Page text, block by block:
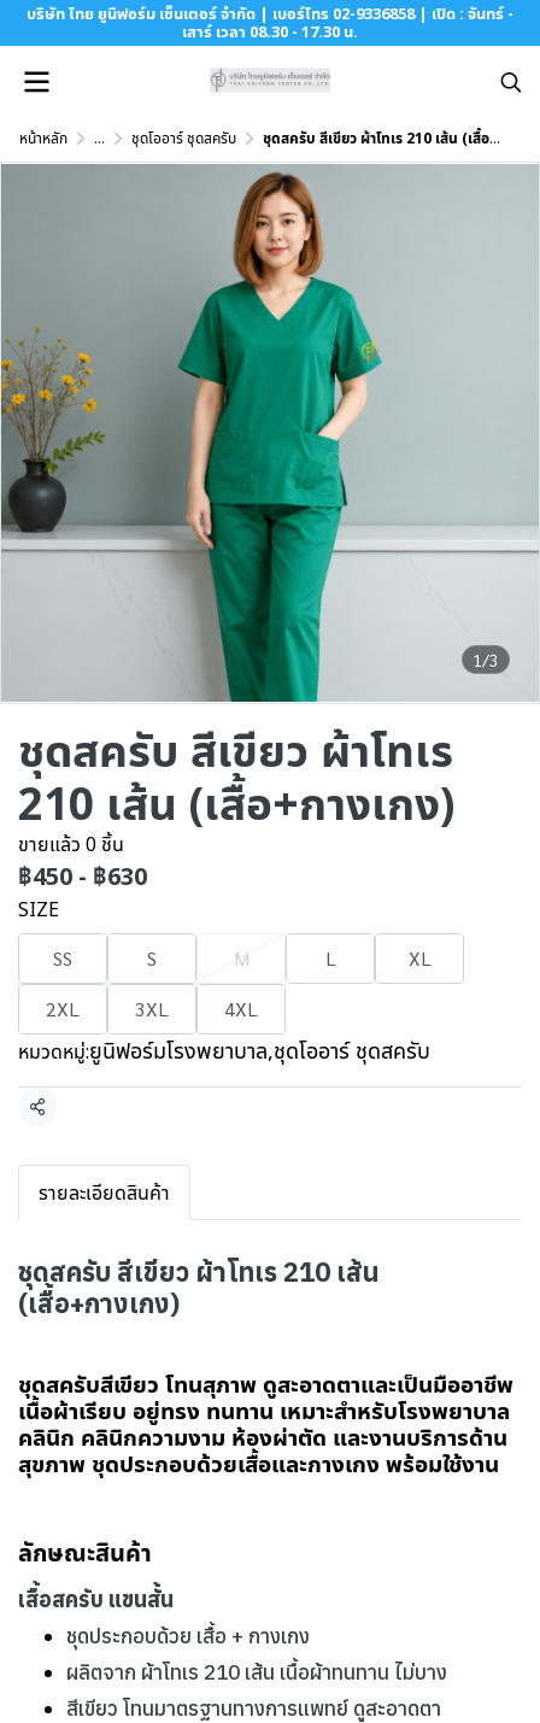
บริษัท ไทย ยูนิฟอร์ม เซ็นเตอร์ จำกัด | เบอร์โทร 02-9336858 | เปิด : จันทร์ -
เสาร์ เวลา 08.30 - 17.30 น.
หน้าหลัก ... ชุดโออาร์ ชุดสครับ ชุดสครับ สีเขียว ผ้าโทเร 210 เส้น (เสื้อ+กางเกง)
1/3
ชุดสครับ สีเขียว ผ้าโทเร
210 เส้น (เสื้อ+กางเกง)
ขายแล้ว 0 ชิ้น
฿450 - ฿630
SIZE
SS S M L
XL
2XL
3XL 4XL
หมวดหมู่:ยูนิฟอร์มโรงพยาบาล,ชุดโออาร์ ชุดสครับ
แชร์
รายละเอียดสินค้า
ชุดสครับ สีเขียว ผ้าโทเร 210 เส้น
(เสื้อ+กางเกง)
ชุดสครับสีเขียว โทนสุภาพ ดูสะอาดตาและเป็นมืออาชีพ
เนื้อผ้าเรียบ อยู่ทรง ทนทาน เหมาะสำหรับโรงพยาบาล
คลินิก คลินิกความงาม ห้องผ่าตัด และงานบริการด้าน
สุขภาพ ชุดประกอบด้วยเสื้อและกางเกง พร้อมใช้งาน
ลักษณะสินค้า
เสื้อสครับ แขนสั้น
ชุดประกอบด้วย เสื้อ + กางเกง
ผลิตจาก ผ้าโทเร 210 เส้น เนื้อผ้าทนทาน ไม่บาง
สีเขียว โทนมาตรฐานทางการแพทย์ ดูสะอาดตา